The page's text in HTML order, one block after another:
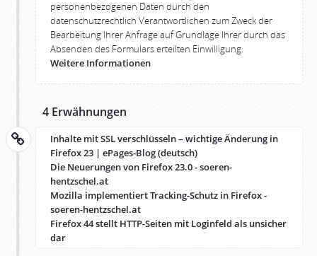
personenbezogenen Daten durch den
datenschutzrechtlich Verantwortlichen zum Zweck der
Bearbeitung Ihrer Anfrage auf Grundlage Ihrer durch das
Absenden des Formulars erteilten Einwilligung.
Weitere Informationen
4 Erwähnungen
Inhalte mit SSL verschlüsseln – wichtige Änderung in
Firefox 23 | ePages-Blog (deutsch)
Die Neuerungen von Firefox 23.0 - soeren-
hentzschel.at
Mozilla implementiert Tracking-Schutz in Firefox -
soeren-hentzschel.at
Firefox 44 stellt HTTP-Seiten mit Loginfeld als unsicher
dar